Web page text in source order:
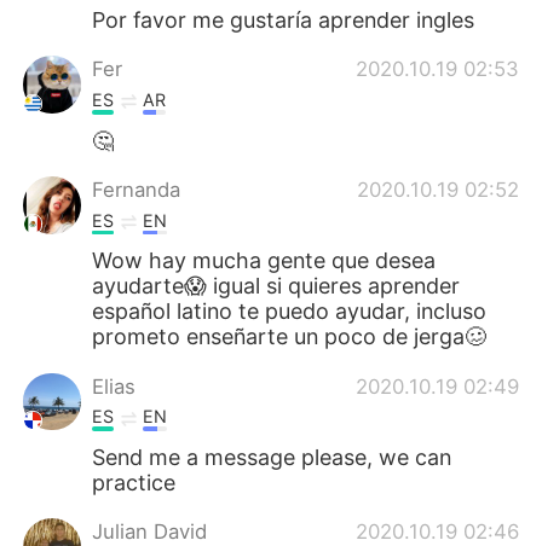
Indonesia Italiano
Türkçe
Português
Por favor me gustaría aprender ingles
Fer 2020.10.19 02:53
ES AR
🤔
Fernanda 2020.10.19 02:52
ES EN
Wow hay mucha gente que desea
ayudarte😱 igual si quieres aprender
español latino te puedo ayudar, incluso
prometo enseñarte un poco de jerga🥴
Elias 2020.10.19 02:49
ES EN
Send me a message please, we can
practice
Julian David 2020.10.19 02:46